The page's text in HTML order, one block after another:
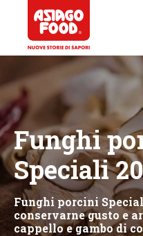
Funghi
Speciali
Funghi porcini
conservarne gusto e
cappello e gambo di